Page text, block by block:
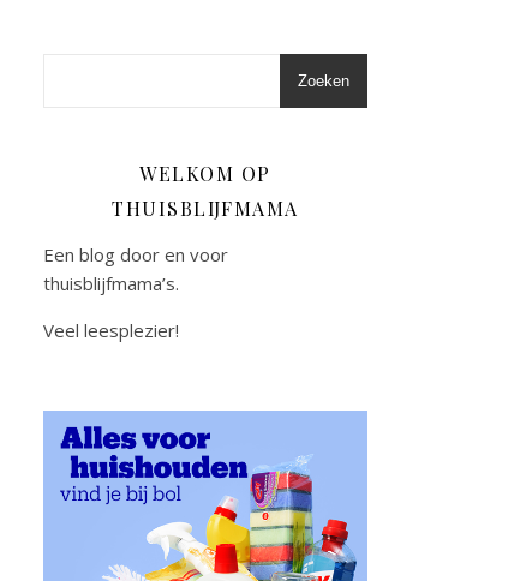
Zoeken
WELKOM OP
THUISBLIJFMAMA
Een blog door en voor
thuisblijfmama’s.
Veel leesplezier!